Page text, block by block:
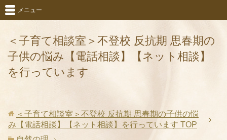
＜子育て相談室＞不登校 反抗期 思春期の
子供の悩み【電話相談】【ネット相談】
を行っています
メニュー
＜子育て相談室＞不登校 反抗期 思春期の子供の悩
み【電話相談】【ネット相談】を行っています TOP